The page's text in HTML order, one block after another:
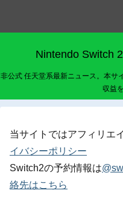
Nintendo Switch
非公式 任天堂系最新ニュース。本サ
収益
当サイトではアフィリエ
イバシーポリシー
Switch2の予約情報は
絡先はこちら